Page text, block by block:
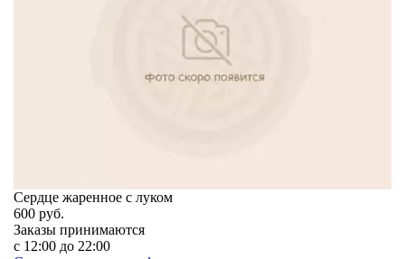
Сердце жаренное с луком
600 руб.
Заказы принимаются
c 12:00 до 22:00